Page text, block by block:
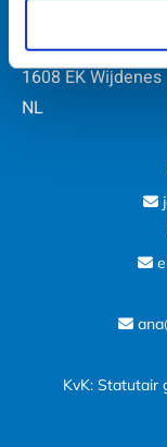
Kerkbuurt 13
1608 EK Wijdenes
NL



KvK: Statutair